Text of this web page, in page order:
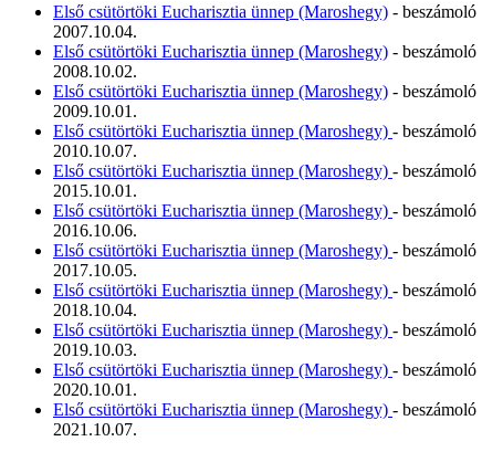
Első csütörtöki Eucharisztia ünnep (Maroshegy) - beszámoló
2007.10.04.
Első csütörtöki Eucharisztia ünnep (Maroshegy) - beszámoló
2008.10.02.
Első csütörtöki Eucharisztia ünnep (Maroshegy) - beszámoló
2009.10.01.
Első csütörtöki Eucharisztia ünnep (Maroshegy) - beszámoló
2010.10.07.
Első csütörtöki Eucharisztia ünnep (Maroshegy) - beszámoló
2015.10.01.
Első csütörtöki Eucharisztia ünnep (Maroshegy) - beszámoló
2016.10.06.
Első csütörtöki Eucharisztia ünnep (Maroshegy) - beszámoló
2017.10.05.
Első csütörtöki Eucharisztia ünnep (Maroshegy) - beszámoló
2018.10.04.
Első csütörtöki Eucharisztia ünnep (Maroshegy) - beszámoló
2019.10.03.
Első csütörtöki Eucharisztia ünnep (Maroshegy) - beszámoló
2020.10.01.
Első csütörtöki Eucharisztia ünnep (Maroshegy) - beszámoló
2021.10.07.